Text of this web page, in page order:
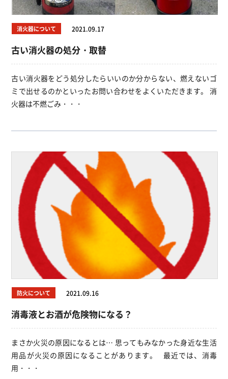
消火器について 2021.09.17
古い消火器の処分・取替
古い消火器をどう処分したらいいのか分からない、燃えないゴ
ミで出せるのかといったお問い合わせをよくいただきます。 消
火器は不燃ごみ・・・
防火について 2021.09.16
消毒液とお酒が危険物になる？
まさか火災の原因になるとは… 思ってもみなかった身近な生活
用品が火災の原因になることがあります。 最近では、消毒
用・・・